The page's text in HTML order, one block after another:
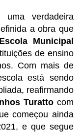
verdadeira
a obra que
Escola Municipal
de ensino
Com mais de
está sendo
reafirmando
Turattocom
começou ainda
e que segue